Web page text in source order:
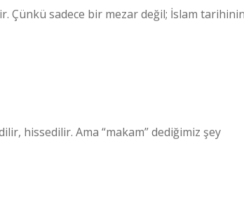
Çünkü sadece bir mezar değil; İslam tarihinin
hissedilir. Ama “makam” dediğimiz şey